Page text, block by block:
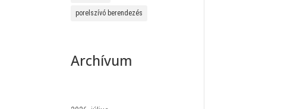
porelszívó berendezés
Archívum